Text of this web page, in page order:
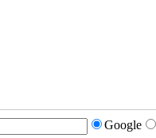
Google